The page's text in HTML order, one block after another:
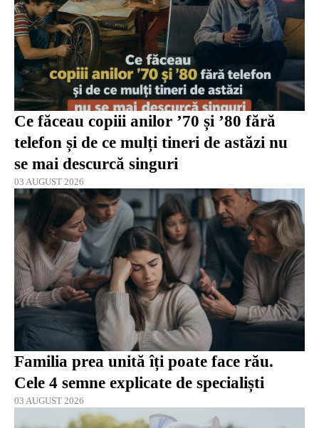
Ce făceau copiii anilor ’70 și ’80 fără
telefon și de ce mulți tineri de astăzi nu
se mai descurcă singuri
03 AUGUST 2026
Familia prea unită îți poate face rău.
Cele 4 semne explicate de specialiști
03 AUGUST 2026